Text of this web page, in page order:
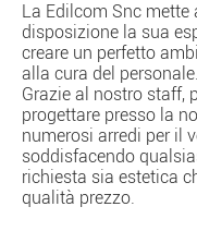
La Edilcom Snc mette
disposizione la sua
creare un perfetto
alla cura del personale.
Grazie al nostro staff,
progettare presso la
numerosi arredi per il
soddisfacendo
richiesta sia estetica
qualità prezzo.